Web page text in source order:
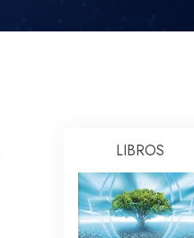
La Tecnología de Estudio
La Comunicación
LIBROS